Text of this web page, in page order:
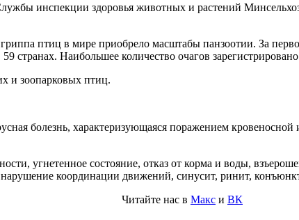
инспекции здоровья животных и растений
птиц в мире приобрело масштабы панзоотии. За
странах. Наибольшее количество очагов
и зоопарковых птиц.
болезнь, характеризующаяся поражением
угнетенное состояние, отказ от корма и воды,
координации движений, синусит, ринит,
Читайте нас в Макс и ВК